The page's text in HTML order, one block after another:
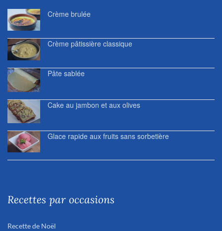
Crème brulée
Crème pâtissière classique
Pâte sablée
Cake au jambon et aux olives
Glace rapide aux fruits sans sorbetière
Recettes par occasions
Recette de Noël